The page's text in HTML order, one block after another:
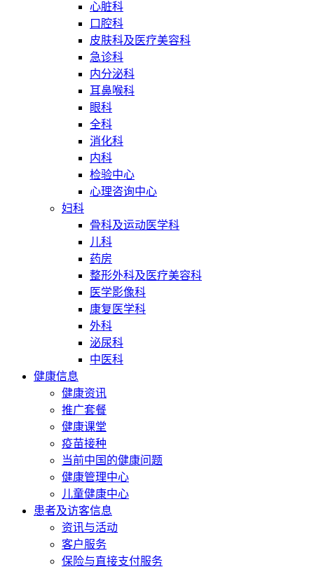
心脏科
口腔科
皮肤科及医疗美容科
急诊科
内分泌科
耳鼻喉科
眼科
全科
消化科
内科
检验中心
心理咨询中心
妇科
骨科及运动医学科
儿科
药房
整形外科及医疗美容科
医学影像科
康复医学科
外科
泌尿科
中医科
健康信息
健康资讯
推广套餐
健康课堂
疫苗接种
当前中国的健康问题
健康管理中心
儿童健康中心
患者及访客信息
资讯与活动
客户服务
保险与直接支付服务